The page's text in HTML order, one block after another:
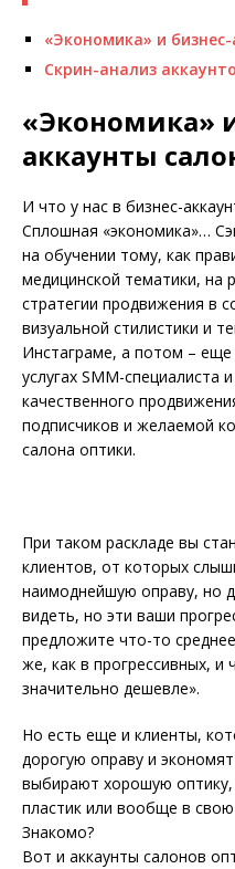
«Экономика» и
Скрин-анализ
«Экономика»
аккаунты
И что у нас в бизнес-
Сплошная «экономика»…
на обучении тому, как
медицинской тематики, на
стратегии продвижения в
визуальной стилистики и
Инстаграме, а потом –
услугах SMM-специалиста
качественного
подписчиков и желаемой
салона оптики.
При таком раскладе вы
клиентов, от которых
наимоднейшую оправу, но
видеть, но эти ваши
предложите что-то
же, как в прогрессивных,
значительно дешевле».
Но есть еще и клиенты,
дорогую оправу и
выбирают хорошую
пластик или вообще в
Знакомо?
Вот и аккаунты салонов